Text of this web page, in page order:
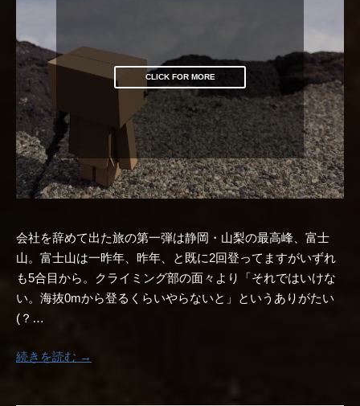
CLICK FOR MORE
会社を辞めて出た旅の第一弾は静岡・山梨の最高峰、富士
山。富士山は一昨年、昨年、と既に2回登ってますがいずれ
も5合目から。クライミング部の面々より「それではいけな
い。海抜0mから登るくらいやらないと」というありがたい
(？…
続きを読む →